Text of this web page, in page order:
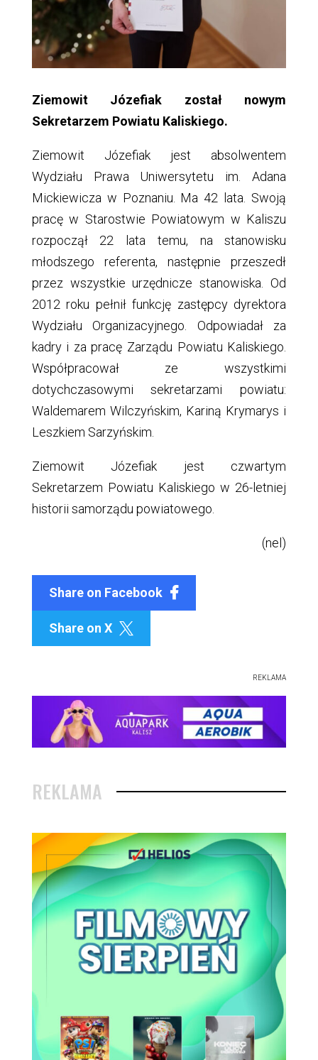
Ziemowit Józefiak został nowym
Sekretarzem Powiatu Kaliskiego.
Ziemowit Józefiak jest absolwentem
Wydziału Prawa Uniwersytetu im. Adana
Mickiewicza w Poznaniu. Ma 42 lata. Swoją
pracę w Starostwie Powiatowym w Kaliszu
rozpoczął 22 lata temu, na stanowisku
młodszego referenta, następnie przeszedł
przez wszystkie urzędnicze stanowiska. Od
2012 roku pełnił funkcję zastępcy dyrektora
Wydziału Organizacyjnego. Odpowiadał za
kadry i za pracę Zarządu Powiatu Kaliskiego.
Współpracował ze wszystkimi
dotychczasowymi sekretarzami powiatu:
Waldemarem Wilczyńskim, Kariną Krymarys i
Leszkiem Sarzyńskim.
Ziemowit Józefiak jest czwartym
Sekretarzem Powiatu Kaliskiego w 26-letniej
historii samorządu powiatowego.
(nel)
Share on Facebook
Share on X 
REKLAMA
REKLAMA